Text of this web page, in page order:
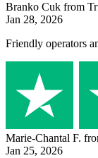
Branko Cuk from
Jan 28, 2026
Friendly operators
Marie-Chantal F.
Jan 25, 2026